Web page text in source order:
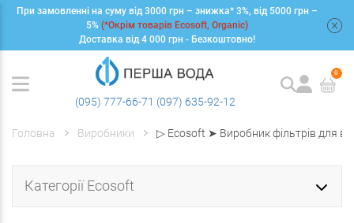
При замовленні на суму від 3000 грн – знижка* 3%, від 5000 грн –
5% (*Окрім товарів Ecosoft, Organic)
Доставка від 4 000 грн - Безкоштовно!
(095) 777-66-71 (097) 635-92-12
0
Головна Виробники ▷ Ecosoft ➤ Виробник фільтрів для
Категорії Ecosoft